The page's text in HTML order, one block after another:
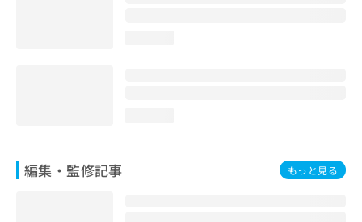
編集・監修記事 もっと見る